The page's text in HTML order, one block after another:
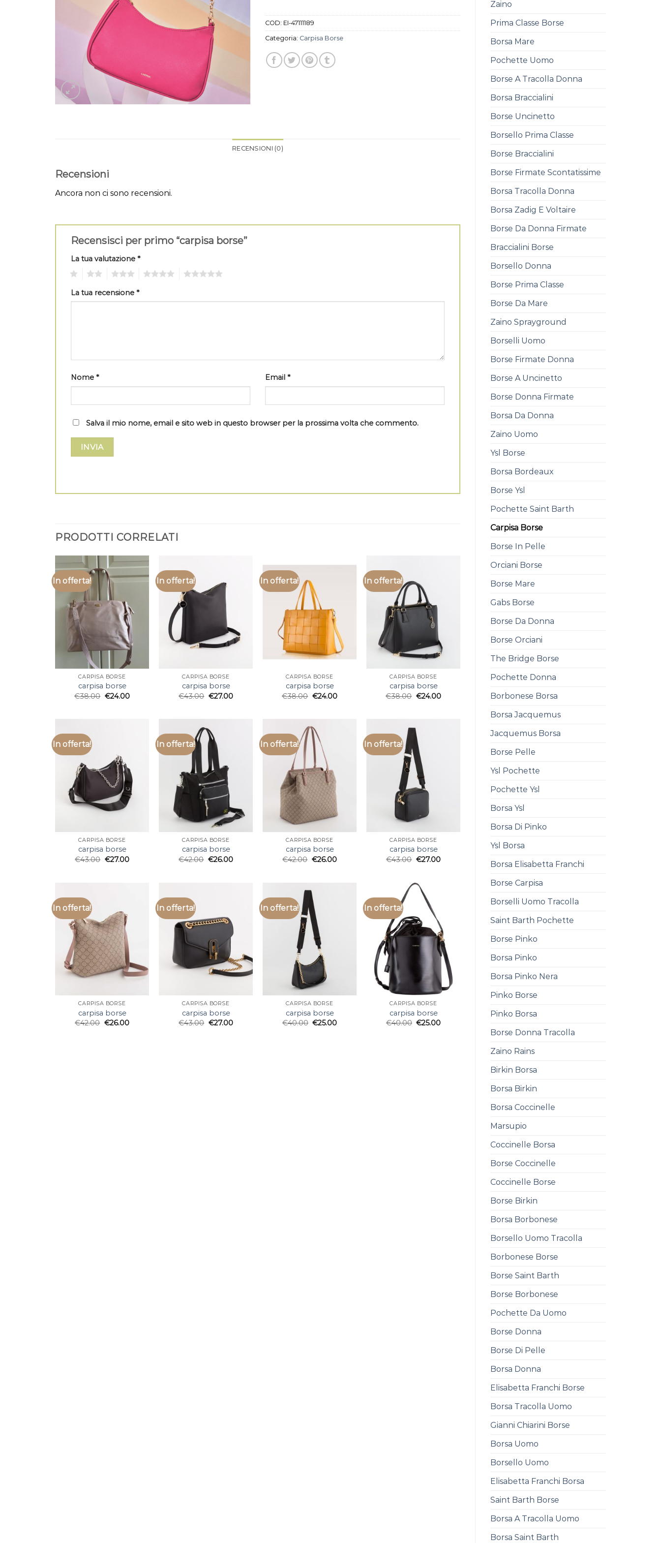
Zaino
Prima Classe Borse
Borsa Mare
Pochette Uomo
Borse A Tracolla Donna
Borsa Braccialini
Borse Uncinetto
Borsello Prima Classe
Borse Braccialini
Borse Firmate Scontatissime
Borsa Tracolla Donna
Borsa Zadig E Voltaire
Borse Da Donna Firmate
Braccialini Borse
Borsello Donna
Borse Prima Classe
Borse Da Mare
Zaino Sprayground
Borselli Uomo
Borse Firmate Donna
Borse A Uncinetto
Borse Donna Firmate
Borsa Da Donna
Zaino Uomo
Ysl Borse
Borsa Bordeaux
Borse Ysl
Pochette Saint Barth
Carpisa Borse
Borse In Pelle
Orciani Borse
Borse Mare
Gabs Borse
Borse Da Donna
Borse Orciani
The Bridge Borse
Pochette Donna
Borbonese Borsa
Borsa Jacquemus
Jacquemus Borsa
Borse Pelle
Ysl Pochette
Pochette Ysl
Borsa Ysl
Borsa Di Pinko
Ysl Borsa
Borsa Elisabetta Franchi
Borse Carpisa
Borselli Uomo Tracolla
Saint Barth Pochette
Borse Pinko
Borsa Pinko
Borsa Pinko Nera
Pinko Borse
Pinko Borsa
Borse Donna Tracolla
Zaino Rains
Birkin Borsa
Borsa Birkin
Borsa Coccinelle
Marsupio
Coccinelle Borsa
Borse Coccinelle
Coccinelle Borse
Borse Birkin
Borsa Borbonese
Borsello Uomo Tracolla
Borbonese Borse
Borse Saint Barth
Borse Borbonese
Pochette Da Uomo
Borse Donna
Borse Di Pelle
Borsa Donna
Elisabetta Franchi Borse
Borsa Tracolla Uomo
Gianni Chiarini Borse
Borsa Uomo
Borsello Uomo
Elisabetta Franchi Borsa
Saint Barth Borse
Borsa A Tracolla Uomo
Borsa Saint Barth
COD: EI-47111189
Categoria: Carpisa Borse
RECENSIONI (0)
Recensioni
Ancora non ci sono recensioni.
Recensisci per primo “carpisa borse”
La tua valutazione *
La tua recensione *
Nome * Email *
Salva il mio nome, email e sito web in questo browser per la prossima volta che commento.
PRODOTTI CORRELATI
In offerta!
CARPISA BORSE
carpisa borse
€38.00 €24.00
In offerta!
CARPISA BORSE
carpisa borse
€43.00 €27.00
In offerta!
CARPISA BORSE
carpisa borse
€38.00 €24.00
In offerta!
CARPISA BORSE
carpisa borse
€38.00 €24.00
In offerta!
CARPISA BORSE
carpisa borse
€43.00 €27.00
In offerta!
CARPISA BORSE
carpisa borse
€42.00 €26.00
In offerta!
CARPISA BORSE
carpisa borse
€42.00 €26.00
In offerta!
CARPISA BORSE
carpisa borse
€43.00 €27.00
In offerta!
CARPISA BORSE
carpisa borse
€42.00 €26.00
In offerta!
CARPISA BORSE
carpisa borse
€43.00 €27.00
In offerta!
CARPISA BORSE
carpisa borse
€40.00 €25.00
In offerta!
CARPISA BORSE
carpisa borse
€40.00 €25.00